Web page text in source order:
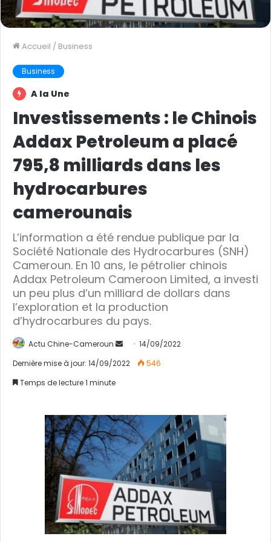
Accueil / Business
Business
A la Une
Investissements : le Chinois
Addax Petroleum a placé
795,8 milliards dans les
hydrocarbures
camerounais
L’information a été rendue publique par la
Société Nationale des Hydrocarbures (SNH)
Cameroun. En 10 ans, le pétrolier chinois
Addax Petroleum Cameroon Limited, a investi
un peu plus d’un milliard de dollars dans
l’exploration et la production
d’hydrocarbures du pays.
Actu Chine-Cameroun
n
e
r
u
n
c
o
u
r
14/09/2022
Dernière mise à jour: 14/09/2022
546
Temps de lecture 1 minute